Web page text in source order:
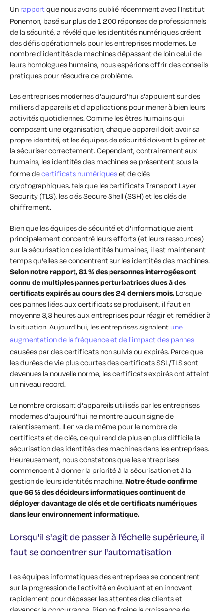
Un rapport que nous avons publié récemment avec l'Institut
Ponemon, basé sur plus de 1 200 réponses de professionnels
de la sécurité, a révélé que les identités numériques créent
des défis opérationnels pour les entreprises modernes. Le
nombre d'identités de machines dépassant de loin celui de
leurs homologues humains, nous espérions offrir des conseils
pratiques pour résoudre ce problème.
Les entreprises modernes d'aujourd'hui s'appuient sur des
milliers d'appareils et d'applications pour mener à bien leurs
activités quotidiennes. Comme les êtres humains qui
composent une organisation, chaque appareil doit avoir sa
propre identité, et les équipes de sécurité doivent la gérer et
la sécuriser correctement. Cependant, contrairement aux
humains, les identités des machines se présentent sous la
forme decertificats numériqueset de clés
cryptographiques, tels que les certificats Transport Layer
Security (TLS), les clés Secure Shell (SSH) et les clés de
chiffrement.
Bien que les équipes de sécurité et d'informatique aient
principalement concentré leurs efforts (et leurs ressources)
sur la sécurisation des identités humaines, il est maintenant
temps qu'elles se concentrent sur les identités des machines.
Selon notre rapport, 81 % des personnes interrogées ont
connu de multiples pannes perturbatrices dues à des
certificats expirés au cours des 24 derniers mois. Lorsque
ces pannes liées aux certificats se produisent, il faut en
moyenne 3,3 heures aux entreprises pour réagir et remédier à
la situation. Aujourd'hui, les entreprises signalent une
augmentation de la fréquence et de l'impact des pannes
causées par des certificats non suivis ou expirés. Parce que
les durées de vie plus courtes des certificats SSL/TLS sont
devenues la nouvelle norme, les certificats expirés ont atteint
un niveau record.
Le nombre croissant d'appareils utilisés par les entreprises
modernes d'aujourd'hui ne montre aucun signe de
ralentissement. Il en va de même pour le nombre de
certificats et de clés, ce qui rend de plus en plus difficile la
sécurisation des identités des machines dans les entreprises.
Heureusement, nous constatons que les entreprises
commencent à donner la priorité à la sécurisation et à la
gestion de leurs identités machine. Notre étude confirme
que 66 % des décideurs informatiques continuent de
déployer davantage de clés et de certificats numériques
dans leur environnement informatique.
Lorsqu'il s'agit de passer à l'échelle supérieure, il
faut se concentrer sur l'automatisation
Les équipes informatiques des entreprises se concentrent
sur la progression de l'activité en évoluant et en innovant
rapidement pour dépasser les attentes des clients et
devancer la concurrence. Rien ne freine la croissance de